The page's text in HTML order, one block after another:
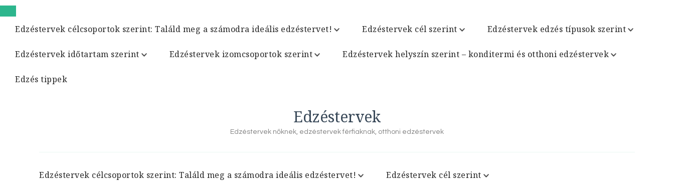
Edzéstervek célcsoportok szerint: Találd meg a számodra ideális edzéstervet! Edzéstervek cél szerint Edzéstervek edzés típusok szerint
Edzéstervek időtartam szerint Edzéstervek izomcsoportok szerint Edzéstervek helyszín szerint – konditermi és otthoni edzéstervek
Edzés tippek
Edzéstervek
Edzéstervek nőknek, edzéstervek férfiaknak, otthoni edzéstervek
Edzéstervek célcsoportok szerint: Találd meg a számodra ideális edzéstervet! Edzéstervek cél szerint